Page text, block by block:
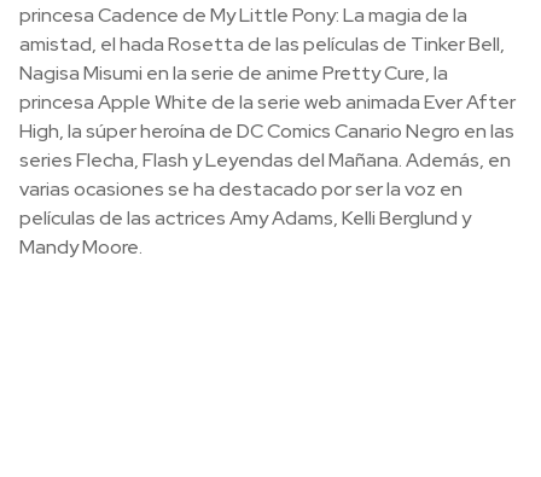
princesa Cadence de My Little Pony: La magia de la
amistad, el hada Rosetta de las películas de Tinker Bell,
Nagisa Misumi en la serie de anime Pretty Cure, la
princesa Apple White de la serie web animada Ever After
High, la súper heroína de DC Comics Canario Negro en las
series Flecha, Flash y Leyendas del Mañana. Además, en
varias ocasiones se ha destacado por ser la voz en
películas de las actrices Amy Adams, Kelli Berglund y
Mandy Moore.